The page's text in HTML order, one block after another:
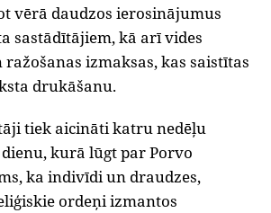
vērā daudzos ierosinājumus
sastādītājiem, kā arī vides
ražošanas izmaksas, kas saistītas
drukāšanu.
tiek aicināti katru nedēļu
kurā lūgt par Porvo
ka indivīdi un draudzes,
ordeņi izmantos